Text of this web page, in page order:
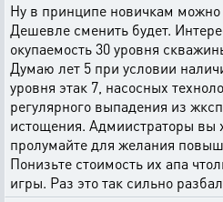
Ну в принципе новичкам
Дешевле сменить будет.
окупаемость 30 уровня
Думаю лет 5 при условии
уровня этак 7, насосных
регулярного выпадения из
истощения. Адмиистраторы вы
пролумайте для желания
Понизьте стоимость их апа
игры. Раз это так сильно